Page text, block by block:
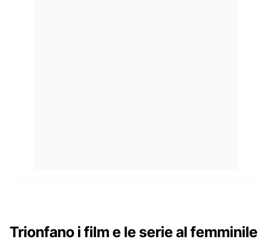
Trionfano i film e le serie al femminile